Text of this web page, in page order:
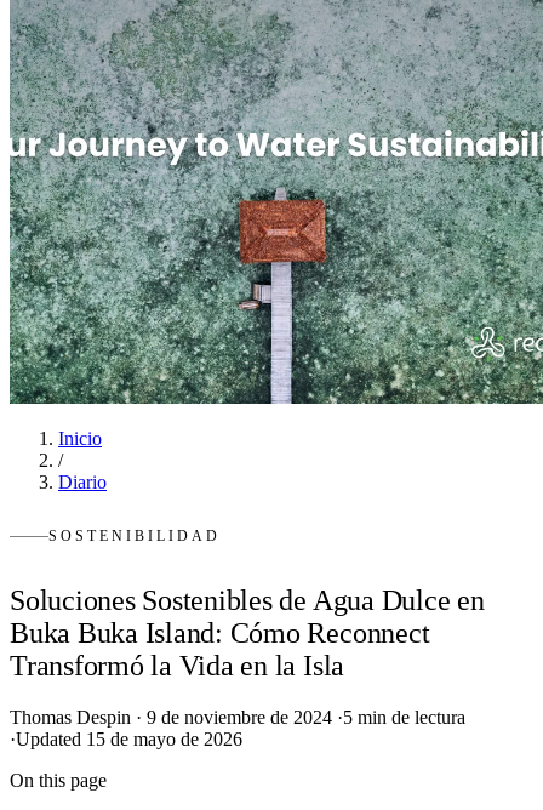
Inicio
/
Diario
SOSTENIBILIDAD
Soluciones Sostenibles de Agua Dulce en
Buka Buka Island: Cómo Reconnect
Transformó la Vida en la Isla
Thomas Despin · 9 de noviembre de 2024 ·5 min de lectura
·Updated 15 de mayo de 2026
On this page